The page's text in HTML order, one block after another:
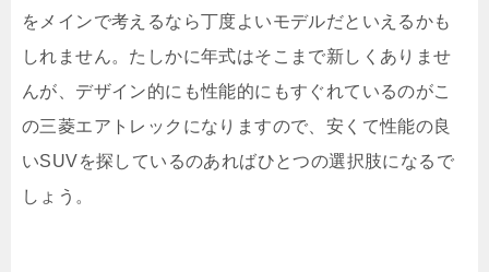
をメインで考えるなら丁度よいモデルだといえるかも
しれません。たしかに年式はそこまで新しくありませ
んが、デザイン的にも性能的にもすぐれているのがこ
の三菱エアトレックになりますので、安くて性能の良
いSUVを探しているのあればひとつの選択肢になるで
しょう。